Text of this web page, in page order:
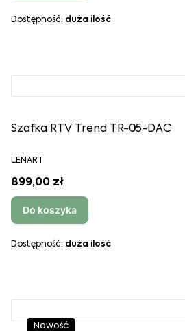
Dostępność: duża ilość
Szafka RTV Trend TR-05-DAC
LENART
899,00 zł
Do koszyka
Dostępność: duża ilość
Nowość